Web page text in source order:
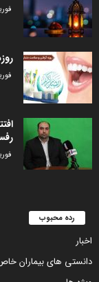
فوریه
فوریه
فوریه
رده محبوب
اخبار
دانستی های بیماران